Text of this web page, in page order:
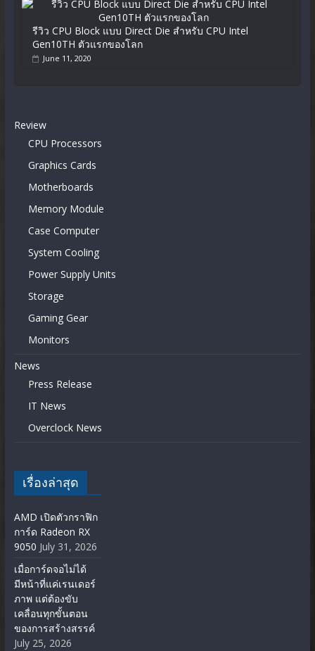
รีวิว CPU Block แบบ Direct Die สำหรับ CPU Intel
Gen10TH ตัวแรกของโลก
June 11, 2020
Review
CPU Processors
Graphics Cards
Motherboards
Memory Module
Case Computer
System Cooling
Power Supply Units
Storage
Gaming Gear
Monitors
News
Press Release
IT News
Overclock News
เรื่องล่าสุด
AMD เปิดตัวกราฟิก
การ์ด Radeon RX
9050 July 31, 2026
เมื่อการ์ดจอไม่ได้
มีหน้าที่แค่เรนเดอร์
ภาพ แต่ต้องขับ
เคลื่อนทุกขั้นตอน
ของการสร้างสรรค์
July 25, 2026